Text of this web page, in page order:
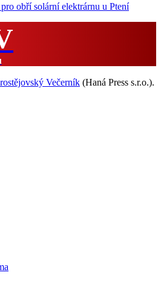
obří solární elektrárnu u Ptení
Večerník (Haná Press s.r.o.).